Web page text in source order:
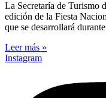
La Secretaría de Turismo
edición de la Fiesta
que se desarrollará
Leer más »
Instagram